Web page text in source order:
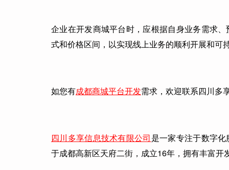
企业在开发商城平台时，应根据自身业务需求
式和价格区间，以实现线上业务的顺利开展和可
如您有成都商城平台开发需求，欢迎联系四川多
四川多享信息技术有限公司是一家专注于数字
于成都高新区天府二街，成立16年，拥有丰富